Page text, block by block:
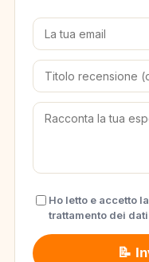
Ho letto e accetto la
trattamento dei
📝